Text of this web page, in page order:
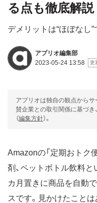
る点も徹底解説
デメリットは“ほぼなし
アプリオ編集部
2023-05-24 13:58
アプリオは独自の観点からサ
賛企業との取引関係に基づき
（編集方針）。
Amazonの「定期おトク
剤、ペットボトル飲料
カ月置きに商品を自動
スです。見かけたことは